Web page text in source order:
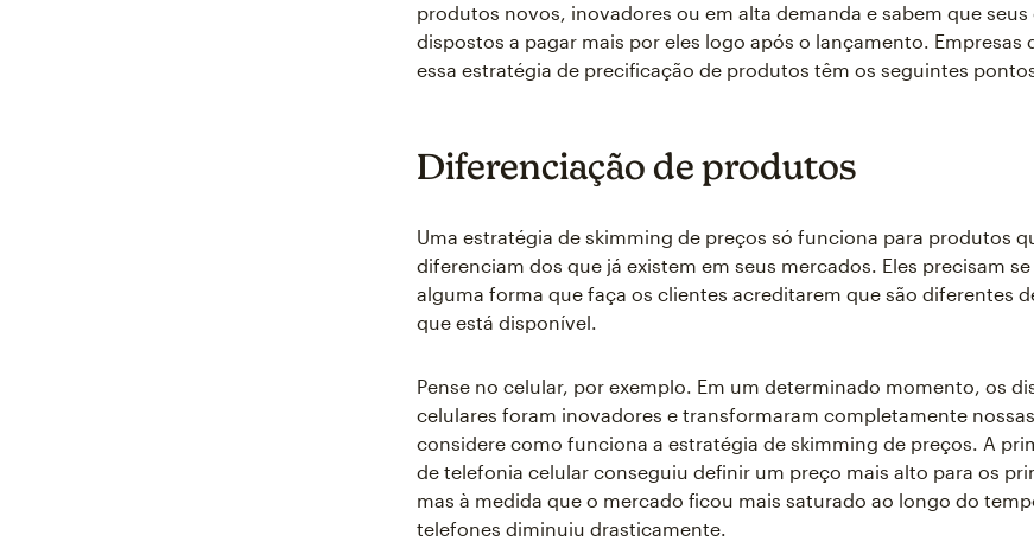
produtos novos, inovadores ou em alta demanda e sabem que seus
dispostos a pagar mais por eles logo após o lançamento. Empresas
essa estratégia de precificação de produtos têm os seguintes
Diferenciação de produtos
Uma estratégia de skimming de preços só funciona para produtos
diferenciam dos que já existem em seus mercados. Eles precisam
alguma forma que faça os clientes acreditarem que são diferentes
que está disponível.
Pense no celular, por exemplo. Em um determinado momento, os
celulares foram inovadores e transformaram completamente
considere como funciona a estratégia de skimming de preços. A
de telefonia celular conseguiu definir um preço mais alto para os
mas à medida que o mercado ficou mais saturado ao longo do
telefones diminuiu drasticamente.